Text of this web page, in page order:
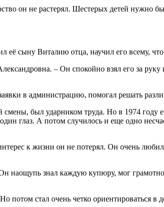
он не растерял. Шестерых детей нужно
её сыну Виталию отца, научил его всему,
– Он спокойно взял его за руку
в администрацию, помогал решать
смены, был ударником труда. Но в 1974
глаз. А потом случилось и еще одно
к жизни он не потерял. Он очень
наощупь знал каждую купюру, мог
стал очень четко ориентироваться в